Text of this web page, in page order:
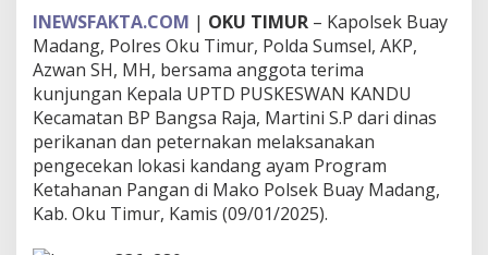
a
n
d
u
M
e
l
a
k
s
a
n
INEWSFAKTA.COM | OKU TIMUR – Kapolsek Buay
Madang, Polres Oku Timur, Polda Sumsel, AKP,
Azwan SH, MH, bersama anggota terima
kunjungan Kepala UPTD PUSKESWAN KANDU
Kecamatan BP Bangsa Raja, Martini S.P dari dinas
perikanan dan peternakan melaksanakan
pengecekan lokasi kandang ayam Program
Ketahanan Pangan di Mako Polsek Buay Madang,
Kab. Oku Timur, Kamis (09/01/2025).